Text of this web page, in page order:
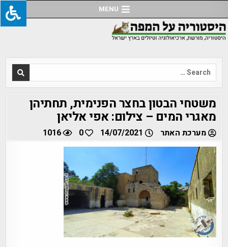
to
content
MENU
Search
for:
משטחי הבטון בחצר הפנימית, תחתיהן
מאגרי המים – צילום: אפי אליאן
מערכת האתר 0
1016